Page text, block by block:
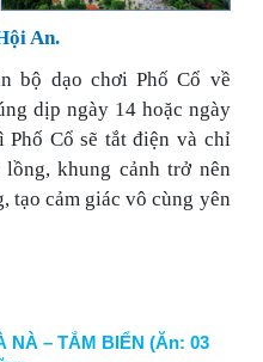
An.
bộ dạo chơi Phố Cổ về
dịp ngày 14 hoặc ngày
Cổ sẽ tắt điện và chỉ
lồng, khung cảnh trở nên
tạo cảm giác vô cùng yên
TẮM BIỂN (Ăn: 03